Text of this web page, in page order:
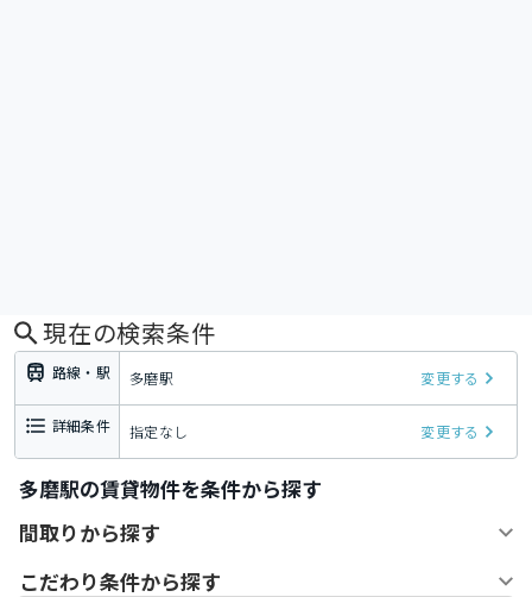
現在の検索条件
路線・駅 多磨駅 変更する
詳細条件 指定なし 変更する
多磨駅の賃貸物件を条件から探す
間取りから探す
こだわり条件から探す